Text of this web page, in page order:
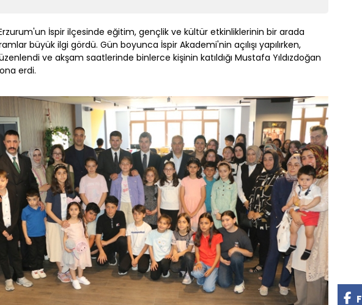
İspir ilçesinde eğitim, gençlik ve kültür etkinliklerinin bir arada
büyük ilgi gördü. Gün boyunca İspir Akademi'nin açılışı yapılırken,
ve akşam saatlerinde binlerce kişinin katıldığı Mustafa Yıldızdoğan
erdi.